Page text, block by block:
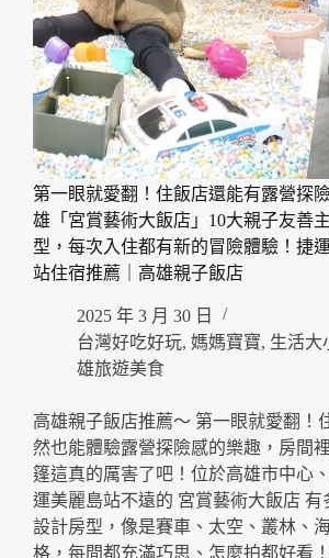
第一眼就愛翻！住飯店還能有露營探
雄「宮賞藝術大飯店」10大親子友善
型，每次入住都有新的冒險體驗！捷
站住宿推薦｜高雄親子飯店
2025 年 3 月 30 日
台灣好吃好玩, 媽媽寶寶, 生活大
雄旅遊美食
高雄親子飯店推薦～ 第一眼就愛翻！
然也能體驗露營探險感的樂趣，房間
篷這真的厲害了吧！位於高雄市中心
運美麗島站不遠的 宮賞藝術大飯店 有
設計房型，像是賽車、太空、叢林、
格，每間都充滿巧思、怎麼拍都好看